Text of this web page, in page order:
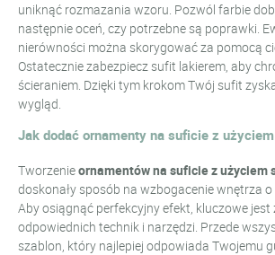
uniknąć rozmazania wzoru. Pozwól farbie
następnie oceń, czy potrzebne są poprawki.
nierówności można skorygować za pomocą
Ostatecznie zabezpiecz sufit lakierem, aby
ścieraniem. Dzięki tym krokom Twój sufit
wygląd.
Jak dodać ornamenty na suficie z
Tworzenieornamentów na suficie z użyciem
doskonały sposób na wzbogacenie wnętrza
Aby osiągnąć perfekcyjny efekt, kluczowe
odpowiednich technik i narzędzi. Przede
szablon, który najlepiej odpowiada Twojemu